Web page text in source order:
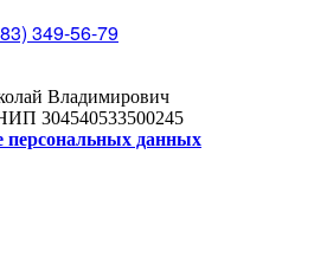
349-56-79
Владимирович
304540533500245
персональных данных